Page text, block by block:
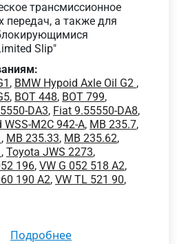
трансмиссионное
передач, а также для
Slip"
, BMW Hypoid Axle Oil G2 ,
, BOT 448, BOT 799,
DA3, Fiat 9.55550-DA8,
WSS-M2C 942-A, MB 235.7,
, MB 235.33, MB 235.62,
, Toyota JWS 2273,
196, VW G 052 518 A2,
190 A2, VW TL 521 90,
подробнее